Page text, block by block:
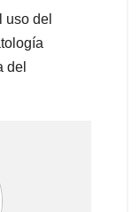
uso del
del